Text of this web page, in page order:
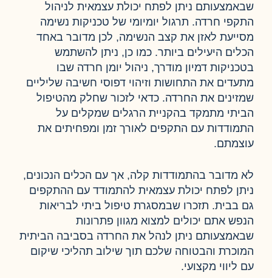
שבאמצעותם ניתן לפתח יכולת עצמאית לניהול
התקפי חרדה. תרגול יומיומי של טכניקות נשימה
מסייעת לאזן את קצב הנשימה, לכן מדובר באחד
הכלים היעילים ביותר. כמו כן, ניתן להשתמש
בטכניקות דמיון מודרך, ניהול יומן חרדה שבו
מתעדים את התחושות וזיהוי דפוסי חשיבה שליליים
שמזינים את החרדה. כדאי לזכור שחלק מהטיפול
הביתי מתמקד בהקניית הרגלים שמקלים על
התמודדות עם התקפים לאורך זמן ומפחיתים את
עוצמתם.
לא מדובר בהתמודדות קלה, אך עם הכלים הנכונים,
ניתן לפתח יכולת עצמאית להתמודד עם ההתקפים
גם בבית. תזכרו שבמסגרת טיפול ביתי לבריאות
הנפש אתם יכולים למצוא מגוון פתרונות
שבאמצעותם ניתן לנהל את החרדה בסביבה הביתית
המוכרת והבטוחה שלכם תוך שילוב תהליכי שיקום
עם ליווי מקצועי.